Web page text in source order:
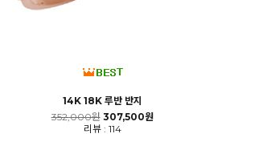
14K 18K 루반 반지
352,000원 307,500원
리뷰 : 114